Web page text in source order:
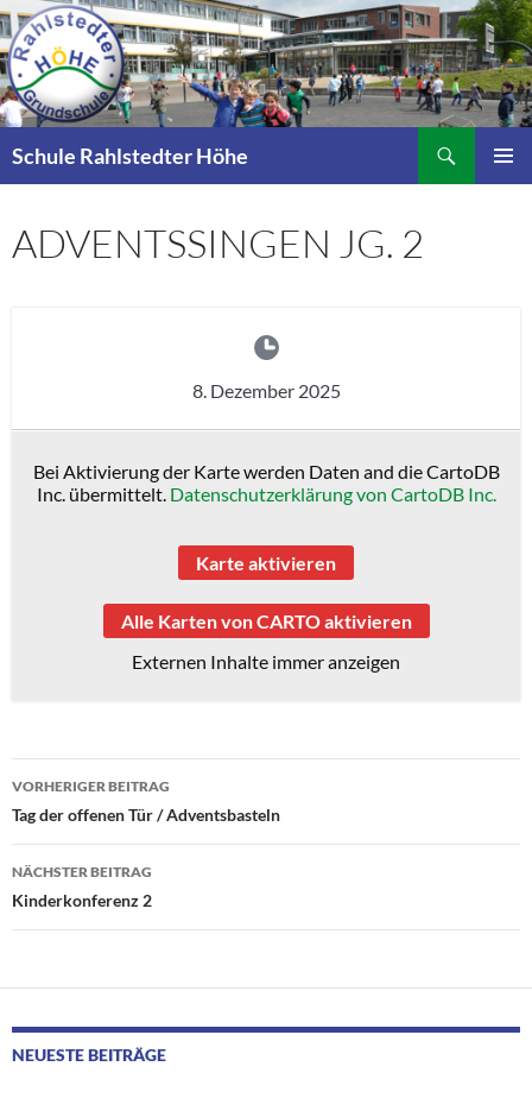
Zum
Inhalt
springen
Schule Rahlstedter Höhe
ADVENTSSINGEN JG. 2
8. Dezember 2025
Bei Aktivierung der Karte werden Daten and die CartoDB
Inc. übermittelt. Datenschutzerklärung von CartoDB Inc.
Karte aktivieren
Alle Karten von CARTO aktivieren
Externen Inhalte immer anzeigen
Beitragsnavigation
VORHERIGER BEITRAG
Tag der offenen Tür / Adventsbasteln
NÄCHSTER BEITRAG
Kinderkonferenz 2
NEUESTE BEITRÄGE